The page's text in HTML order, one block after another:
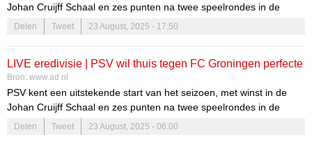
Johan Cruijff Schaal en zes punten na twee speelrondes in de
eredivisie. De Eindhovenaren vervolgen de competitie vanavond
met een thuiswedstrijd tegen FC Groningen, dat vorige week won
18.45 uur, volg alle ontwikkelingen in ons liveblog.
Delen Tweet 23 August, 2025 - 17:50
LIVE eredivisie | PSV wil thuis tegen FC Groningen perfecte
start van seizoen vervolg geven
Bron: www.ad.nl
PSV kent een uitstekende start van het seizoen, met winst in de
Johan Cruijff Schaal en zes punten na twee speelrondes in de
eredivisie. De Eindhovenaren vervolgen de competitie vanavond
met een thuiswedstrijd tegen FC Groningen, dat vorige week won
Delen Tweet 23 August, 2025 - 06:00